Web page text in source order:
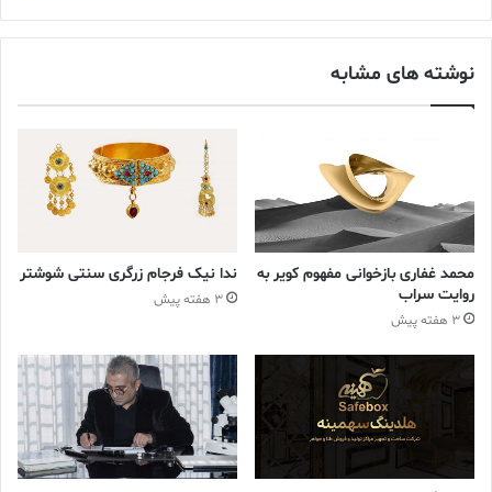
• استفاده از ورقه‌های طلای بسیار نازک برای ایجاد مرزبندی‌ها
• تراش گارنت‌ها با دقتی در حد کسری از میلی‌متر
• تنظیم زاویه سنگ‌ها برای درخشش در نور کم سالن‌های چوبی و
فضاهای آیینی
این ساختار نشان می‌دهد که زرگران آنگلوساکسون درک دقیقی از رفتار
نور داشتند. گارنت‌ها اغلب نیمه‌شفاف انتخاب می‌شدند تا نور پس از
عبور از سنگ، توسط فویل طلایی زیرین بازتاب یابد و جلوه‌ای شعله‌گون
ایجاد کند؛ اثری که هنگام حرکت صاحب زیور، حالتی زنده و پویا پیدا
مسیرهای تجاری گارنت: از شرق تا جزایر بریتانیا
کنید
نوشته های مشابه
محمد غفاری بازخوانی مفهوم کویر به
روایت سراب
3 هفته پیش
ندا نیک فرجام زرگری سنتی شوشتر
3 هفته پیش